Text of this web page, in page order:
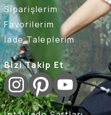
Siparişlerim
Favorilerim
İade Taleplerim
Bizi Takip Et